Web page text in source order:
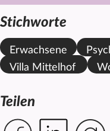
Stichworte
Erwachsene
Villa Mittelhof
Teilen